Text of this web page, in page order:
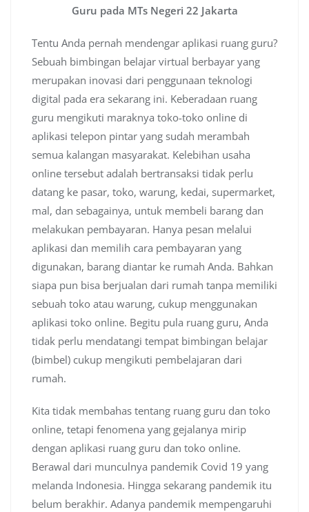
Guru pada MTs Negeri 22 Jakarta
Tentu Anda pernah mendengar aplikasi ruang guru?
Sebuah bimbingan belajar virtual berbayar yang
merupakan inovasi dari penggunaan teknologi
digital pada era sekarang ini. Keberadaan ruang
guru mengikuti maraknya toko-toko online di
aplikasi telepon pintar yang sudah merambah
semua kalangan masyarakat. Kelebihan usaha
online tersebut adalah bertransaksi tidak perlu
datang ke pasar, toko, warung, kedai, supermarket,
mal, dan sebagainya, untuk membeli barang dan
melakukan pembayaran. Hanya pesan melalui
aplikasi dan memilih cara pembayaran yang
digunakan, barang diantar ke rumah Anda. Bahkan
siapa pun bisa berjualan dari rumah tanpa memiliki
sebuah toko atau warung, cukup menggunakan
aplikasi toko online. Begitu pula ruang guru, Anda
tidak perlu mendatangi tempat bimbingan belajar
(bimbel) cukup mengikuti pembelajaran dari
rumah.
Kita tidak membahas tentang ruang guru dan toko
online, tetapi fenomena yang gejalanya mirip
dengan aplikasi ruang guru dan toko online.
Berawal dari munculnya pandemik Covid 19 yang
melanda Indonesia. Hingga sekarang pandemik itu
belum berakhir. Adanya pandemik mempengaruhi